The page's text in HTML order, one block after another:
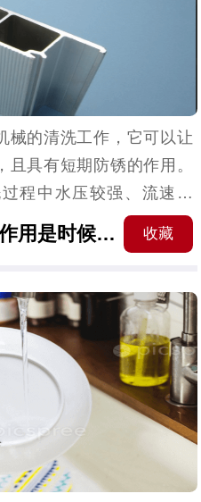
金属清洗消泡剂的作用是时候该展现出来了！ 收藏
械的清洗工作，它可以让
具有短期防锈的作用。
程中水压较强、流速太
原因，容易导致清洗过程
增加难度。为此，金属清